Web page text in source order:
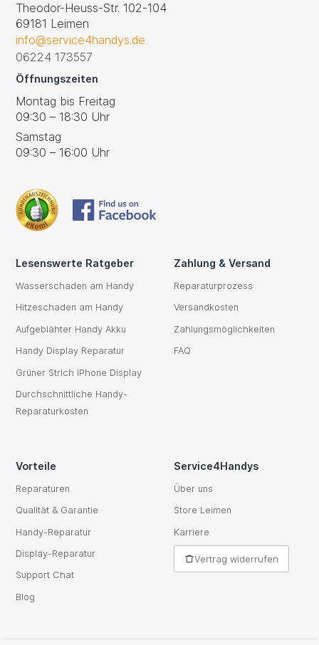
Theodor-Heuss-Str. 102-104
69181 Leimen
info@service4handys.de
06224 173557
Öffnungszeiten
Montag bis Freitag
09:30 – 18:30 Uhr
Samstag
09:30 – 16:00 Uhr
Lesenswerte Ratgeber
Wasserschaden am Handy
Hitzeschaden am Handy
Aufgeblähter Handy Akku
Handy Display Reparatur
Grüner Strich iPhone Display
Durchschnittliche Handy-
Reparaturkosten
Zahlung & Versand
Reparaturprozess
Versandkosten
Zahlungsmöglichkeiten
FAQ
Vorteile
Reparaturen
Qualität & Garantie
Handy-Reparatur
Display-Reparatur
Support Chat
Blog
Service4Handys
Über uns
Store Leimen
Karriere
Vertrag widerrufen